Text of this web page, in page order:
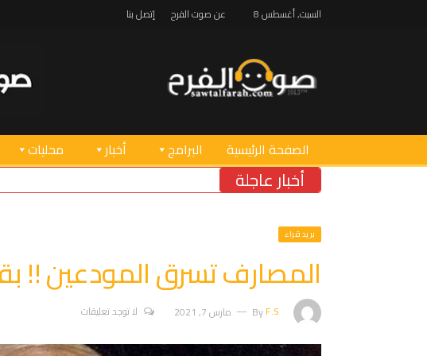
السبت, أغسطس 8 عن صوت الفرح إتصل بنا
الصفحة الرئيسية البرامج أخبار محليات
أخبار عاجلة
بريد قراء
المصارف تسرق المودعين !!
ByF.S مارس 7, 2021 لا توجد تعليقات